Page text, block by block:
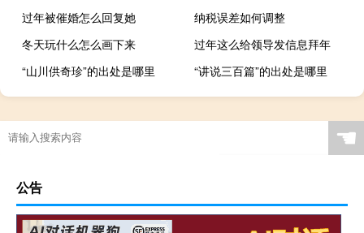
过年被催婚怎么回复她
纳税误差如何调整
冬天玩什么怎么画下来
过年这么给领导发信息拜年
“山川供奇珍”的出处是哪里
“讲说三百篇”的出处是哪里
☚
公告